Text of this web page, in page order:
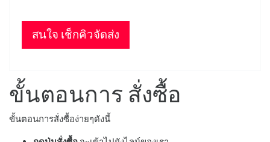
สนใจ เช็กคิวจัดส่ง
ขั้นตอนการ สั่งซื้อ
ขั้นตอนการสั่งซื้อง่ายๆดังนี้